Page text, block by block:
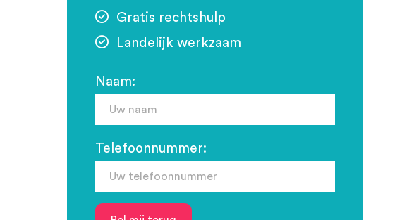
Gratis rechtshulp
Landelijk werkzaam
Naam:
Telefoonnummer: